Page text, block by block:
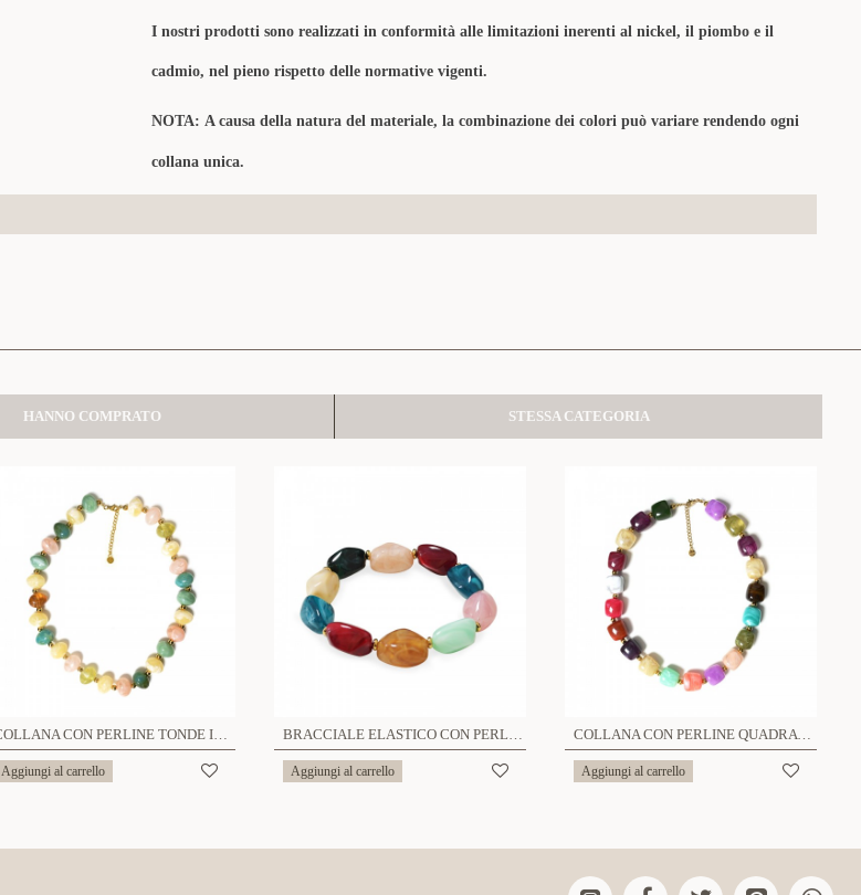
I nostri prodotti sono realizzati in conformità alle limitazioni inerenti al nickel, il piombo e il
cadmio, nel pieno rispetto delle normative vigenti.
NOTA: A causa della natura del materiale, la combinazione dei colori può variare rendendo ogni
collana unica.
HANNO COMPRATO STESSA CATEGORIA
COLLANA CON PERLINE TONDE IN RESINA - AGS25104C356
Aggiungi al carrello
BRACCIALE ELASTICO CON PERLINE IRREGOLARI IN RESINA - AGS2556C361
Aggiungi al carrello
COLLANA CON PERLINE QUADRATE IN RESINA - AGS25104C357
Aggiungi al carrello